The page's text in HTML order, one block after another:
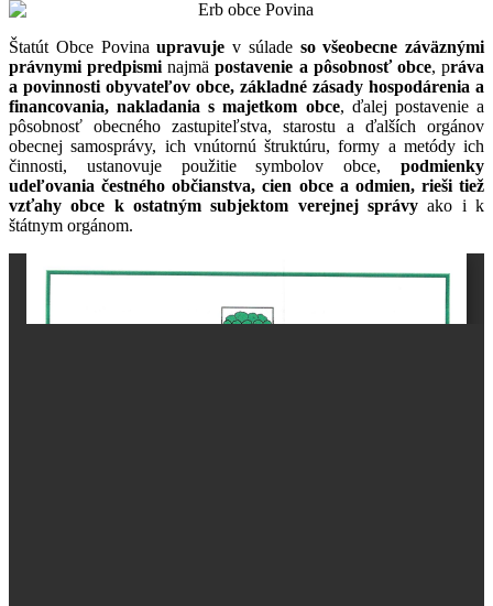
Štatút Obce Povinaupravuje v súlade so všeobecne záväznými
právnymi predpismi najmäpostavenie a pôsobnosť obce, práva
a povinnosti obyvateľov obce, základné zásady hospodárenia a
financovania, nakladania s majetkom obce, ďalej postavenie a
pôsobnosť obecného zastupiteľstva, starostu a ďalších orgánov
obecnej samosprávy, ich vnútornú štruktúru, formy a metódy ich
činnosti, ustanovuje použitie symbolov obce, podmienky
udeľovania čestného občianstva, cien obce a odmien, rieši tiež
vzťahy obce k ostatným subjektom verejnej správy ako i k
štátnym orgánom.